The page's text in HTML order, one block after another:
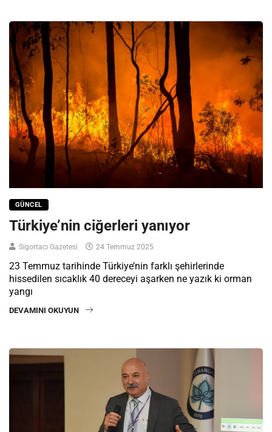
GÜNCEL
Türkiye’nin ciğerleri yanıyor
Sigortacı Gazetesi 24 Temmuz 2025
23 Temmuz tarihinde Türkiye’nin farklı şehirlerinde
hissedilen sıcaklık 40 dereceyi aşarken ne yazık ki orman
yangı
DEVAMINI OKUYUN